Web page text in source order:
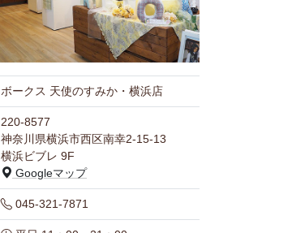
ボークス 天使のすみか・横浜店
220-8577
神奈川県横浜市西区南幸2-15-13
横浜ビブレ 9F
Googleマップ
045-321-7871